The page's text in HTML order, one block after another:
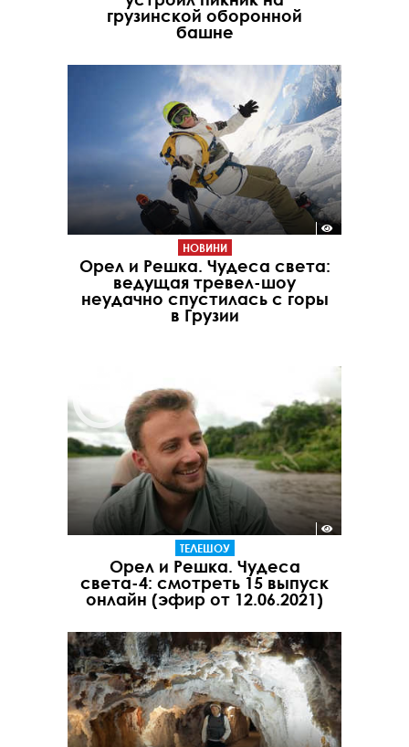
грузинской оборонной
башне
НОВИНИ
Орел и Решка. Чудеса света:
ведущая тревел-шоу
неудачно спустилась с горы
в Грузии
ТЕЛЕШОУ
Орел и Решка. Чудеса
света-4: смотреть 15 выпуск
онлайн (эфир от 12.06.2021)